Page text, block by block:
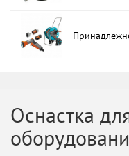
Оснастка